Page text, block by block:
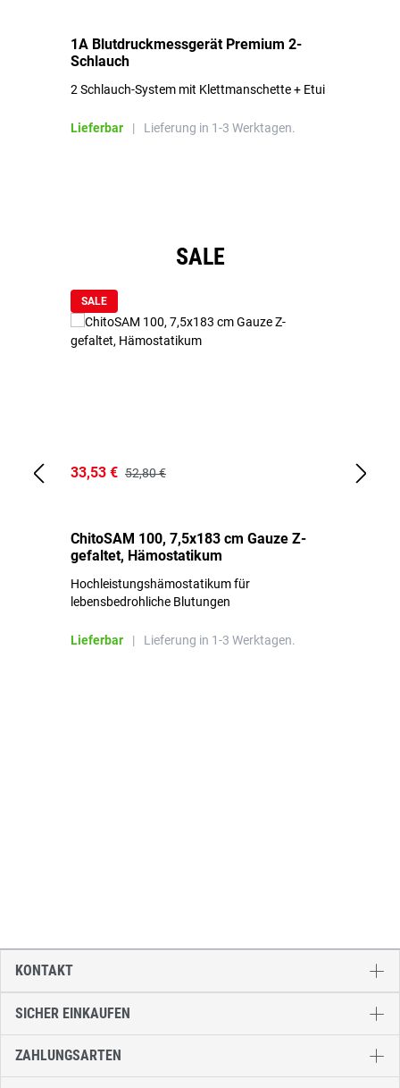
1A Blutdruckmessgerät Premium 2-
Schlauch
2 Schlauch-System mit Klettmanschette + Etui
Lieferbar | Lieferung in 1-3 Werktagen.
SALE
SALE
33,53 € 52,80 €
ChitoSAM 100, 7,5x183 cm Gauze Z-
gefaltet, Hämostatikum
Hochleistungshämostatikum für
lebensbedrohliche Blutungen
Lieferbar | Lieferung in 1-3 Werktagen.
SICHER EINKAUFEN
ZAHLUNGSARTEN
KONTAKT